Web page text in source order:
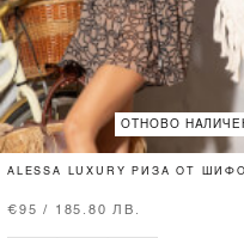
ОТНОВО
ALESSA LUXURY РИЗА ОТ
€95 / 185.80 ЛВ.